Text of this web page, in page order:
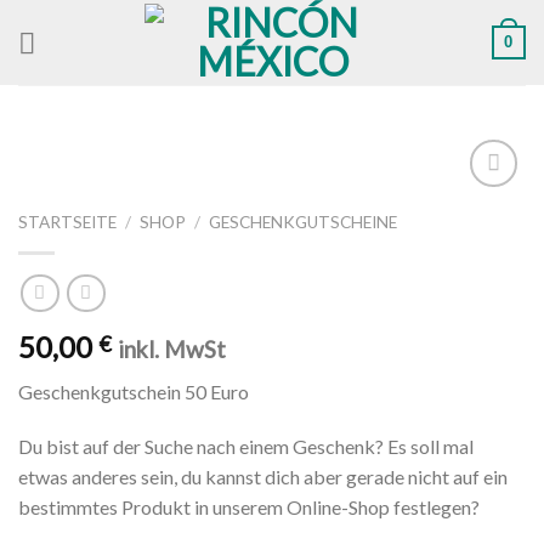
0
STARTSEITE / SHOP / GESCHENKGUTSCHEINE
50,00€ inkl. MwSt
Geschenkgutschein 50 Euro
Du bist auf der Suche nach einem Geschenk? Es soll mal
etwas anderes sein, du kannst dich aber gerade nicht auf ein
bestimmtes Produkt in unserem Online-Shop festlegen?